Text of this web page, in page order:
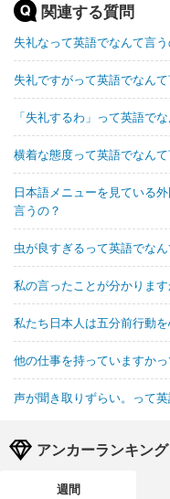
関連する質問
失礼なって英語でなんて言う
失礼ですがって英語でなんて
「失礼するわ」って英語で
横着な態度って英語でなんて
日本語メニューを見ている
言うの？
虫が良すぎるって英語でな
私の言ったことが分かりま
私たち日本人は五分前行動
他の仕事を持っていますか
声が聞き取りずらい。って
アンカーランキング
週間